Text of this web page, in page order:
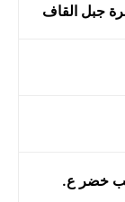
جبل القاف
حسب خضر ع.